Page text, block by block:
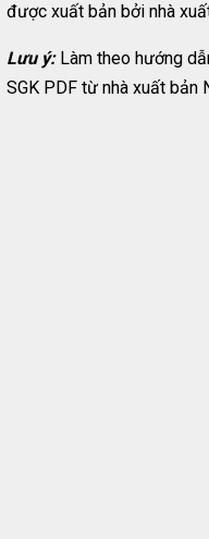
được xuất bản bởi nhà
Lưu ý:Làm theo hướng
SGK PDF từ nhà xuất bản